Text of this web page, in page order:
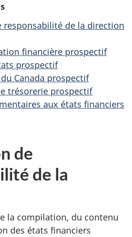
responsabilité de la direction
financière prospectif
prospectif
Canada prospectif
trésorerie prospectif
aux états financiers
de
de la
la compilation, du contenu
des états financiers